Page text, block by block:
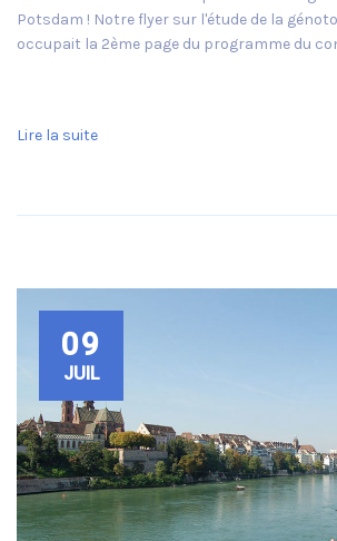
Potsdam ! Notre flyer sur l'étude de la
occupait la 2ème page du programme du
Lire la suite
09
JUIL